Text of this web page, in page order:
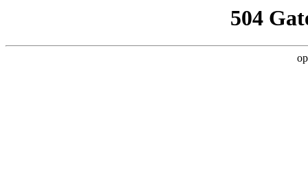
504